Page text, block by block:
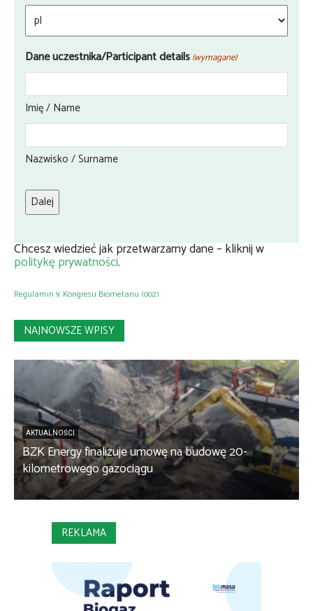
Dane uczestnika/Participant details(wymagane)
Imię / Name
Nazwisko / Surname
Chcesz wiedzieć jak przetwarzamy dane – kliknij w
politykę prywatności.
Regulamin 9. Kongresu Biometanu (002)
NAJNOWSZE WPISY
AKTUALNOŚCI
BZK Energy finalizuje umowę na budowę 20-
kilometrowego gazociągu
REKLAMA